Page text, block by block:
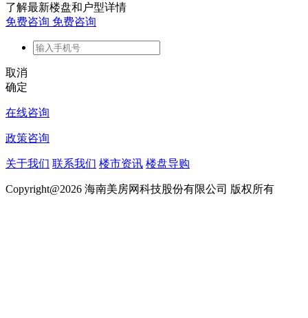
了解最新楼盘和户型详情
免费咨询 免费咨询
取消
确定
在线咨询
政策咨询
关于我们 联系我们 楼市资讯 楼盘导购
Copyright@2026 海南美房网科技股份有限公司 版权所有